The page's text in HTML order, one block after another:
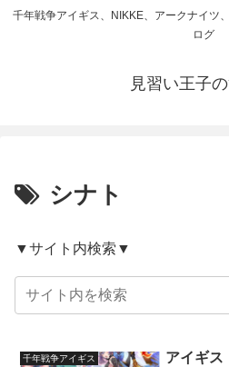
千年戦争アイギス、NIKKE、アークナイツ
ログ
見習い王子
シナト
▼サイト内検索▼
千年戦争アイギス
アイギス